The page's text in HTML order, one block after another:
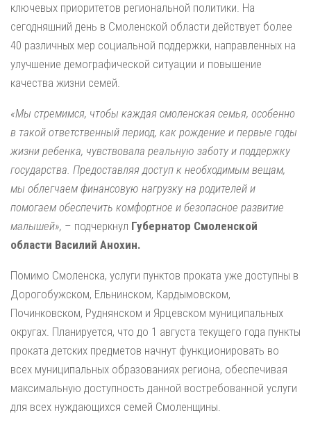
ключевых приоритетов региональной политики. На
сегодняшний день в Смоленской области действует более
40 различных мер социальной поддержки, направленных на
улучшение демографической ситуации и повышение
качества жизни семей.
«Мы стремимся, чтобы каждая смоленская семья, особенно
в такой ответственный период, как рождение и первые годы
жизни ребенка, чувствовала реальную заботу и поддержку
государства. Предоставляя доступ к необходимым вещам,
мы облегчаем финансовую нагрузку на родителей и
помогаем обеспечить комфортное и безопасное развитие
малышей», – подчеркнул Губернатор Смоленской
области Василий Анохин.
Помимо Смоленска, услуги пунктов проката уже доступны в
Дорогобужском, Ельнинском, Кардымовском,
Починковском, Руднянском и Ярцевском муниципальных
округах. Планируется, что до 1 августа текущего года пункты
проката детских предметов начнут функционировать во
всех муниципальных образованиях региона, обеспечивая
максимальную доступность данной востребованной услуги
для всех нуждающихся семей Смоленщины.